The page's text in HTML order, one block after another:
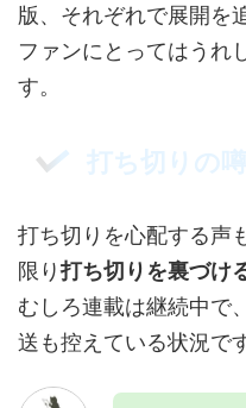
版、それぞれで展開を
ファンにとってはうれ
す。
打ち切りの
打ち切りを心配する声
限り打ち切りを裏づけ
むしろ連載は継続中で
送も控えている状況で